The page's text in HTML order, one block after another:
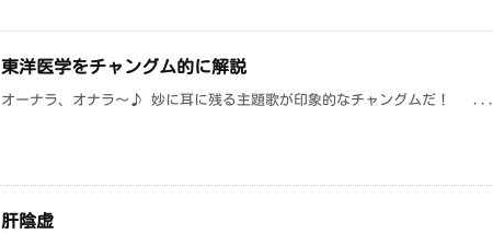
東洋医学をチャングム的に解説
オーナラ、オナラ～♪ 妙に耳に残る主題歌が印象的なチャングムだ！ ...
肝陰虚